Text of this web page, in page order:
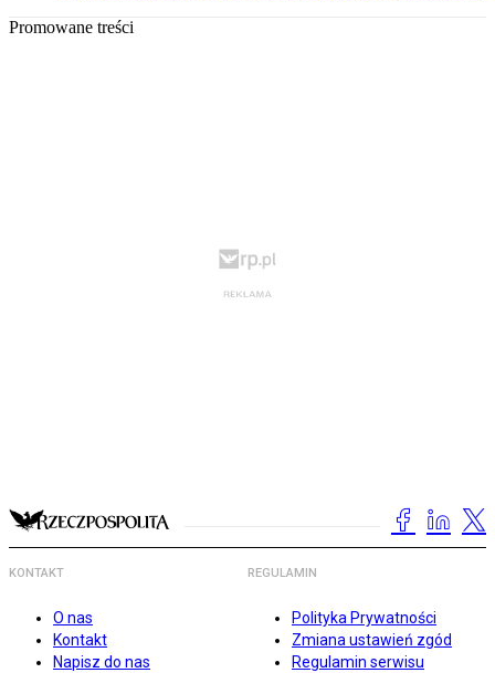
Promowane treści
KONTAKT
O nas
Kontakt
Napisz do nas
REGULAMIN
Polityka Prywatności
Zmiana ustawień zgód
Regulamin serwisu